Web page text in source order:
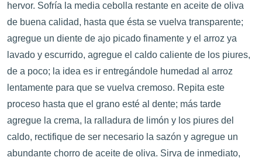
hervor. Sofría la media cebolla restante en aceite de oliva
de buena calidad, hasta que ésta se vuelva transparente;
agregue un diente de ajo picado finamente y el arroz ya
lavado y escurrido, agregue el caldo caliente de los piures,
de a poco; la idea es ir entregándole humedad al arroz
lentamente para que se vuelva cremoso. Repita este
proceso hasta que el grano esté al dente; más tarde
agregue la crema, la ralladura de limón y los piures del
caldo, rectifique de ser necesario la sazón y agregue un
abundante chorro de aceite de oliva. Sirva de inmediato,